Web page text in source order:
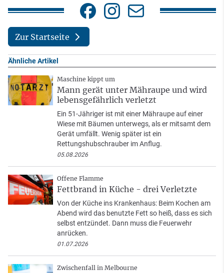
Zur Startseite
Ähnliche Artikel
Maschine kippt um
Mann gerät unter Mähraupe und wird
lebensgefährlich verletzt
Ein 51-Jähriger ist mit einer Mähraupe auf einer
Wiese mit Bäumen unterwegs, als er mitsamt dem
Gerät umfällt. Wenig später ist ein
Rettungshubschrauber im Anflug.
05.08.2026
Offene Flamme
Fettbrand in Küche - drei Verletzte
Von der Küche ins Krankenhaus: Beim Kochen am
Abend wird das benutzte Fett so heiß, dass es sich
selbst entzündet. Dann muss die Feuerwehr
anrücken.
01.07.2026
Zwischenfall in Melbourne